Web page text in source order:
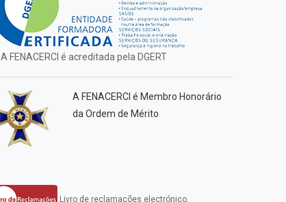
A FENACERCI é acreditada pela DGERT
A FENACERCI é Membro Honorário
da Ordem de Mérito
Livro de reclamações electrónico.